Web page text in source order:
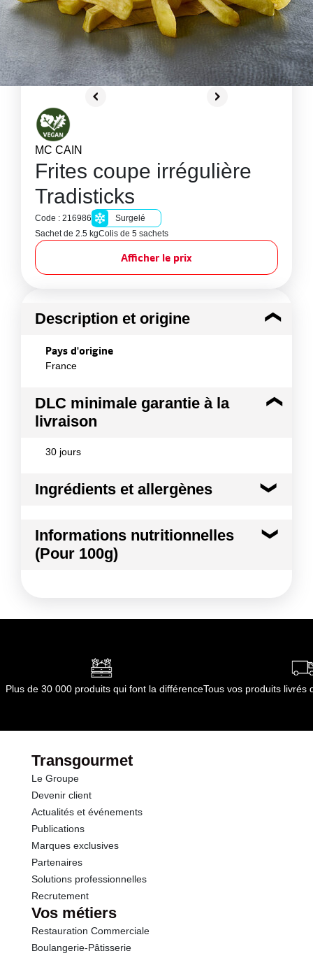
MC CAIN
Frites coupe irrégulière
Tradisticks
Code : 216986
Surgelé
Sachet de 2.5 kgColis de 5 sachets
Afficher le prix
Description et origine
Pays d'origine
France
DLC minimale garantie à la
livraison
30 jours
Ingrédients et allergènes
Potatoes, Sugar
Conformément aux informations transmises
Informations nutritionnelles
(Pour 100g)
Kilojoules 963 kj
Glucides 40.0 g
Protéines
Sodium
Vitamine A
Vitamine D
Vitamines E
Vitamine C
Plus de 30 000 produits qui font la différenceTous vos produits livrés
Transgourmet
Le Groupe
Devenir client
Actualités et événements
Publications
Marques exclusives
Partenaires
Solutions professionnelles
Recrutement
Vos métiers
Restauration Commerciale
Boulangerie-Pâtisserie